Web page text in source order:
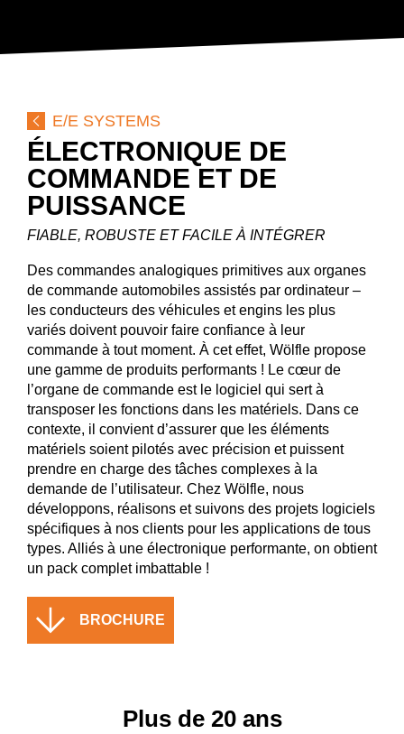
DEENFR
E/E SYSTEMS
ÉLECTRONIQUE DE
COMMANDE ET ­DE
PUISSANCE
FIABLE, ROBUSTE ET FACILE À INTÉGRER
Des commandes analogiques primitives aux organes
de commande automobiles assistés par ordinateur –
les conducteurs des véhicules et engins les plus
variés doivent pouvoir faire confiance à leur
commande à tout moment. À cet effet, Wölfle propose
une gamme de produits performants ! Le cœur de
l’organe de commande est le logiciel qui sert à
transposer les fonctions dans les matériels. Dans ce
contexte, il convient d’assurer que les éléments
matériels soient pilotés avec précision et puissent
prendre en charge des tâches complexes à la
demande de l’utilisateur. Chez Wölfle, nous
développons, réalisons et suivons des projets logiciels
spécifiques à nos clients pour les applications de tous
types. Alliés à une électronique performante, on obtient
un pack complet imbattable !
BROCHURE
Plus de 20 ans